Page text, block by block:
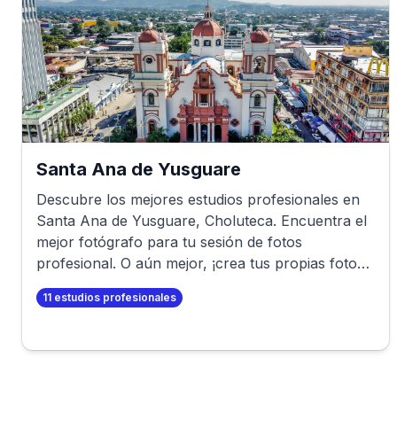
Santa Ana de Yusguare
Descubre los mejores estudios profesionales en
Santa Ana de Yusguare, Choluteca. Encuentra el
mejor fotógrafo para tu sesión de fotos
profesional. O aún mejor, ¡crea tus propias fotos
profesionales en minutos!
11 estudios profesionales